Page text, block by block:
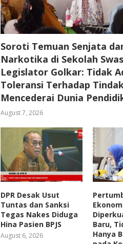
Soroti Temuan Senjata
Narkotika di Sekolah
Legislator Golkar: Tidak
Toleransi Terhadap
Mencederai Dunia
August 7, 2026
DPR Desak Usut
Tuntas dan Sanksi
Tegas Nakes Diduga
Hina Pasien BPJS
August 6, 2026
Baru,
Hanya